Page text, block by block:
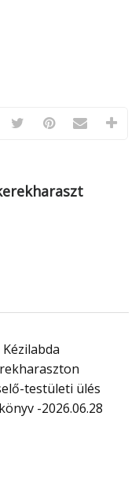
Kézilabda
testületi ülés
-2026.06.28